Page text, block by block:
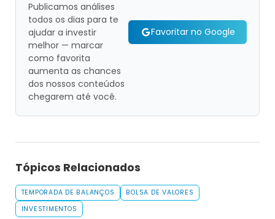
Publicamos análises
todos os dias para te
ajudar a investir
melhor — marcar
como favorita
aumenta as chances
dos nossos conteúdos
chegarem até você.
Favoritar no Google
Tópicos Relacionados
TEMPORADA DE BALANÇOS
BOLSA DE VALORES
INVESTIMENTOS